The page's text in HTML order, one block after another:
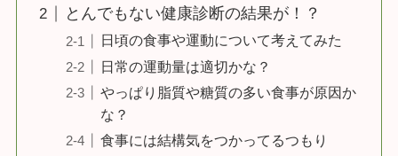
とんでもない健康診断の結果が！？
日頃の食事や運動について考えてみた
日常の運動量は適切かな？
やっぱり脂質や糖質の多い食事が原因か
な？
食事には結構気をつかってるつもり